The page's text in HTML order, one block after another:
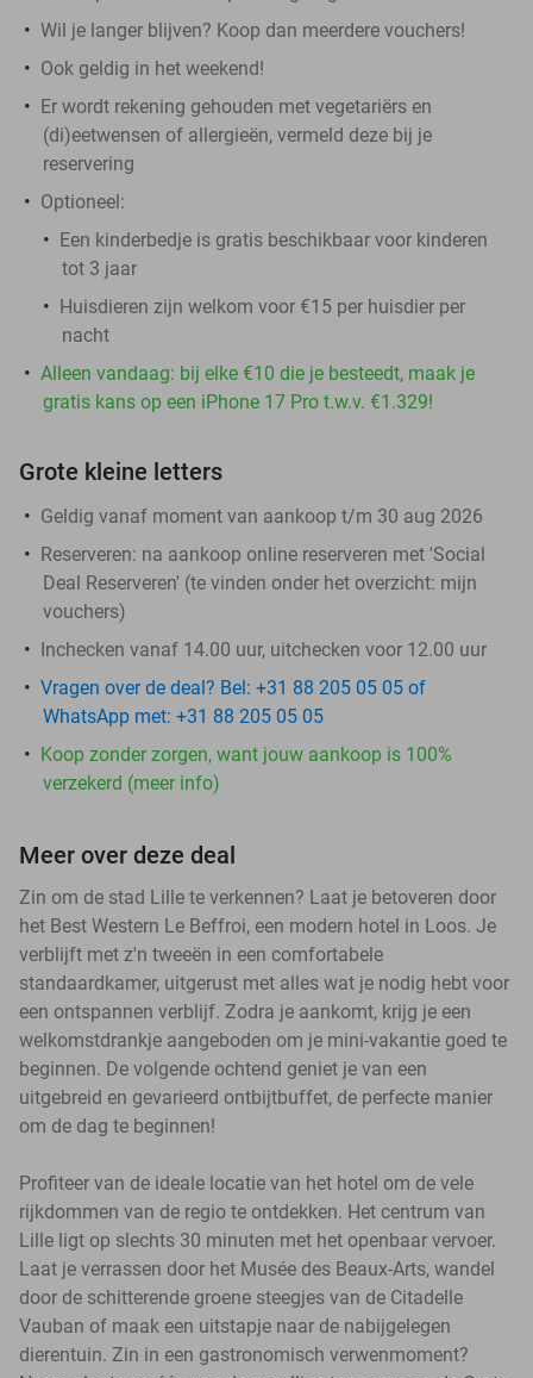
Wil je langer blijven? Koop dan meerdere vouchers!
Ook geldig in het weekend!
Er wordt rekening gehouden met vegetariërs en
(di)eetwensen of allergieën, vermeld deze bij je
reservering
Optioneel:
Een kinderbedje is gratis beschikbaar voor kinderen
tot 3 jaar
Huisdieren zijn welkom voor €15 per huisdier per
nacht
Alleen vandaag: bij elke €10 die je besteedt, maak je
gratis kans op een iPhone 17 Pro t.w.v. €1.329!
Grote kleine letters
Geldig vanaf moment van aankoop t/m 30 aug 2026
Reserveren: na aankoop online reserveren met 'Social
Deal Reserveren' (te vinden onder het overzicht: mijn
vouchers)
Inchecken vanaf 14.00 uur, uitchecken voor 12.00 uur
Vragen over de deal? Bel: +31 88 205 05 05 of
WhatsApp met: +31 88 205 05 05
Koop zonder zorgen, want jouw aankoop is 100%
verzekerd (meer info)
Meer over deze deal
Zin om de stad Lille te verkennen? Laat je betoveren door
het Best Western Le Beffroi, een modern hotel in Loos. Je
verblijft met z'n tweeën in een comfortabele
standaardkamer, uitgerust met alles wat je nodig hebt voor
een ontspannen verblijf. Zodra je aankomt, krijg je een
welkomstdrankje aangeboden om je mini-vakantie goed te
beginnen. De volgende ochtend geniet je van een
uitgebreid en gevarieerd ontbijtbuffet, de perfecte manier
om de dag te beginnen!
Profiteer van de ideale locatie van het hotel om de vele
rijkdommen van de regio te ontdekken. Het centrum van
Lille ligt op slechts 30 minuten met het openbaar vervoer.
Laat je verrassen door het Musée des Beaux-Arts, wandel
door de schitterende groene steegjes van de Citadelle
Vauban of maak een uitstapje naar de nabijgelegen
dierentuin. Zin in een gastronomisch verwenmoment?